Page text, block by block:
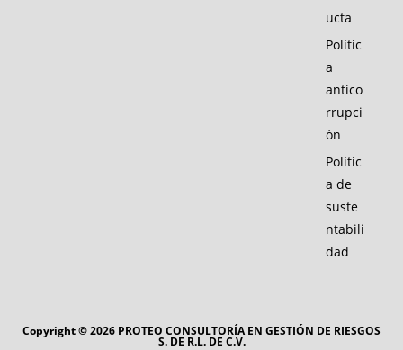
ucta
Polític
a
antico
rrupci
ón
Polític
a de
suste
ntabili
dad
Copyright © 2026 PROTEO CONSULTORÍA EN GESTIÓN DE RIESGOS
S. DE R.L. DE C.V.